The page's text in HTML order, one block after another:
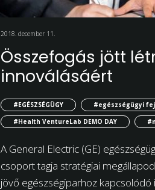
2018. december 11.
Összefogás jött
innoválásáért
#EGÉSZSÉGÜGY #egészségügyi
#Health VentureLab DEMO DAY
A General Electric (GE)
csoport tagja stratégiai
jövő egészségiparhoz